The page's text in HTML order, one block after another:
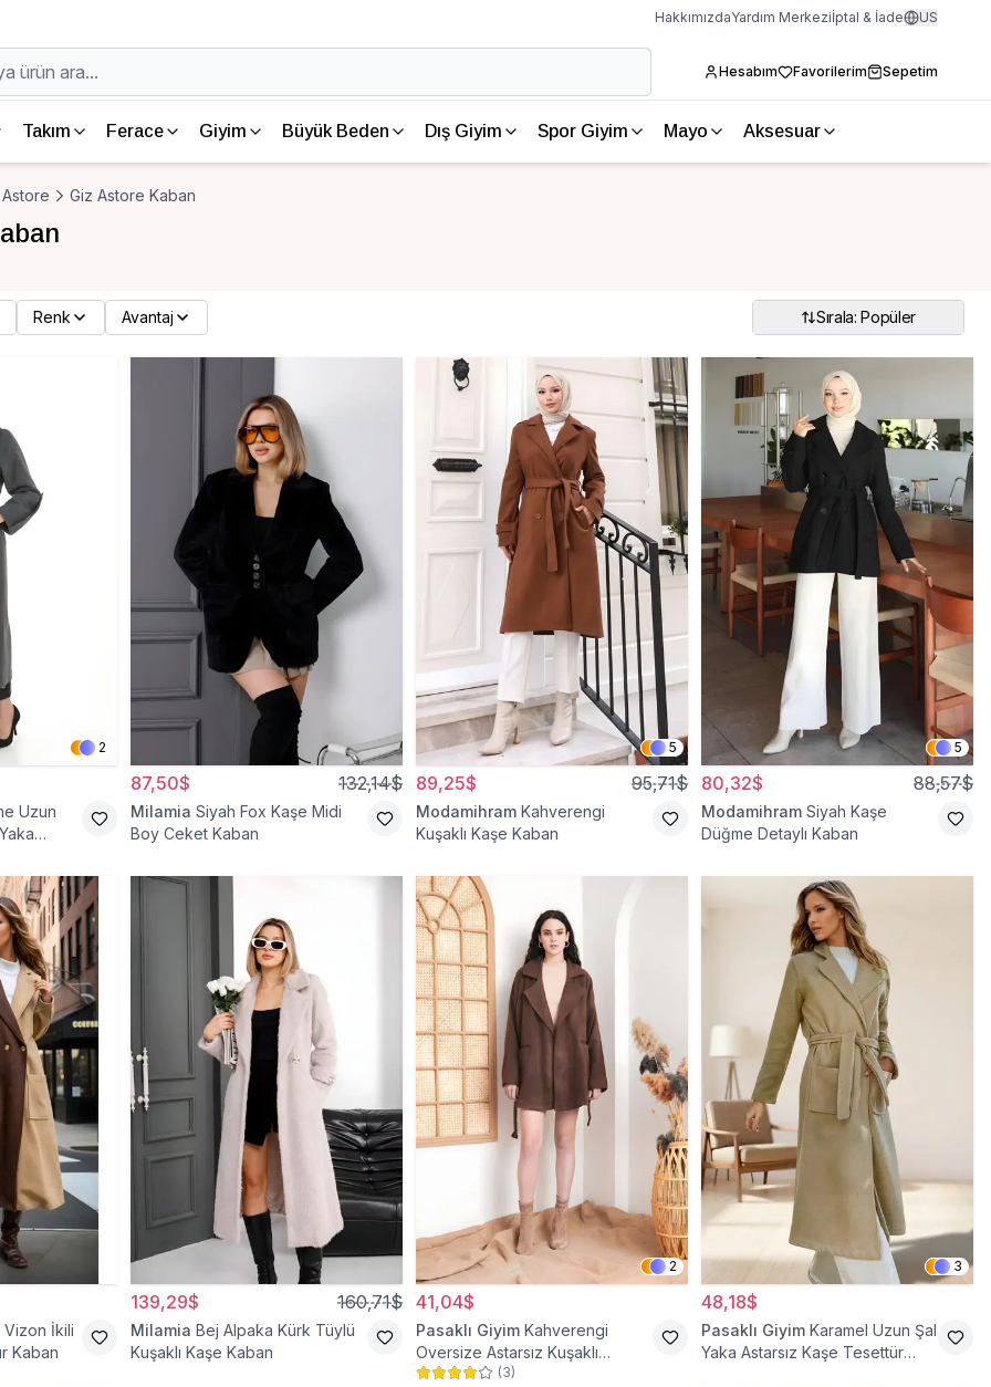
HakkımızdaYardım Merkeziİptal & İade US
Hesabım Favorilerim Sepetim
Takım Ferace Giyim Büyük Beden Dış Giyim Spor Giyim Mayo Aksesuar
Giz Astore Kaban
Renk Avantaj Sırala: Popüler
2
Uzun
87,50$ 132,14$
Milamia Siyah Fox Kaşe Midi
Boy Ceket Kaban
5
89,25$ 95,71$
Modamihram Kahverengi
Kuşaklı Kaşe Kaban
5
80,32$ 88,57$
Modamihram Siyah Kaşe
Düğme Detaylı Kaban
Vizon İkili
Kaban
139,29$ 160,71$
Milamia Bej Alpaka Kürk Tüylü
Kuşaklı Kaşe Kaban
2
41,04$
Pasaklı Giyim Kahverengi
Oversize Astarsız Kuşaklı
Tesettür Kaban
(3)
3
48,18$
Pasaklı Giyim Karamel Uzun Şal
Yaka Astarsız Kaşe Tesettür